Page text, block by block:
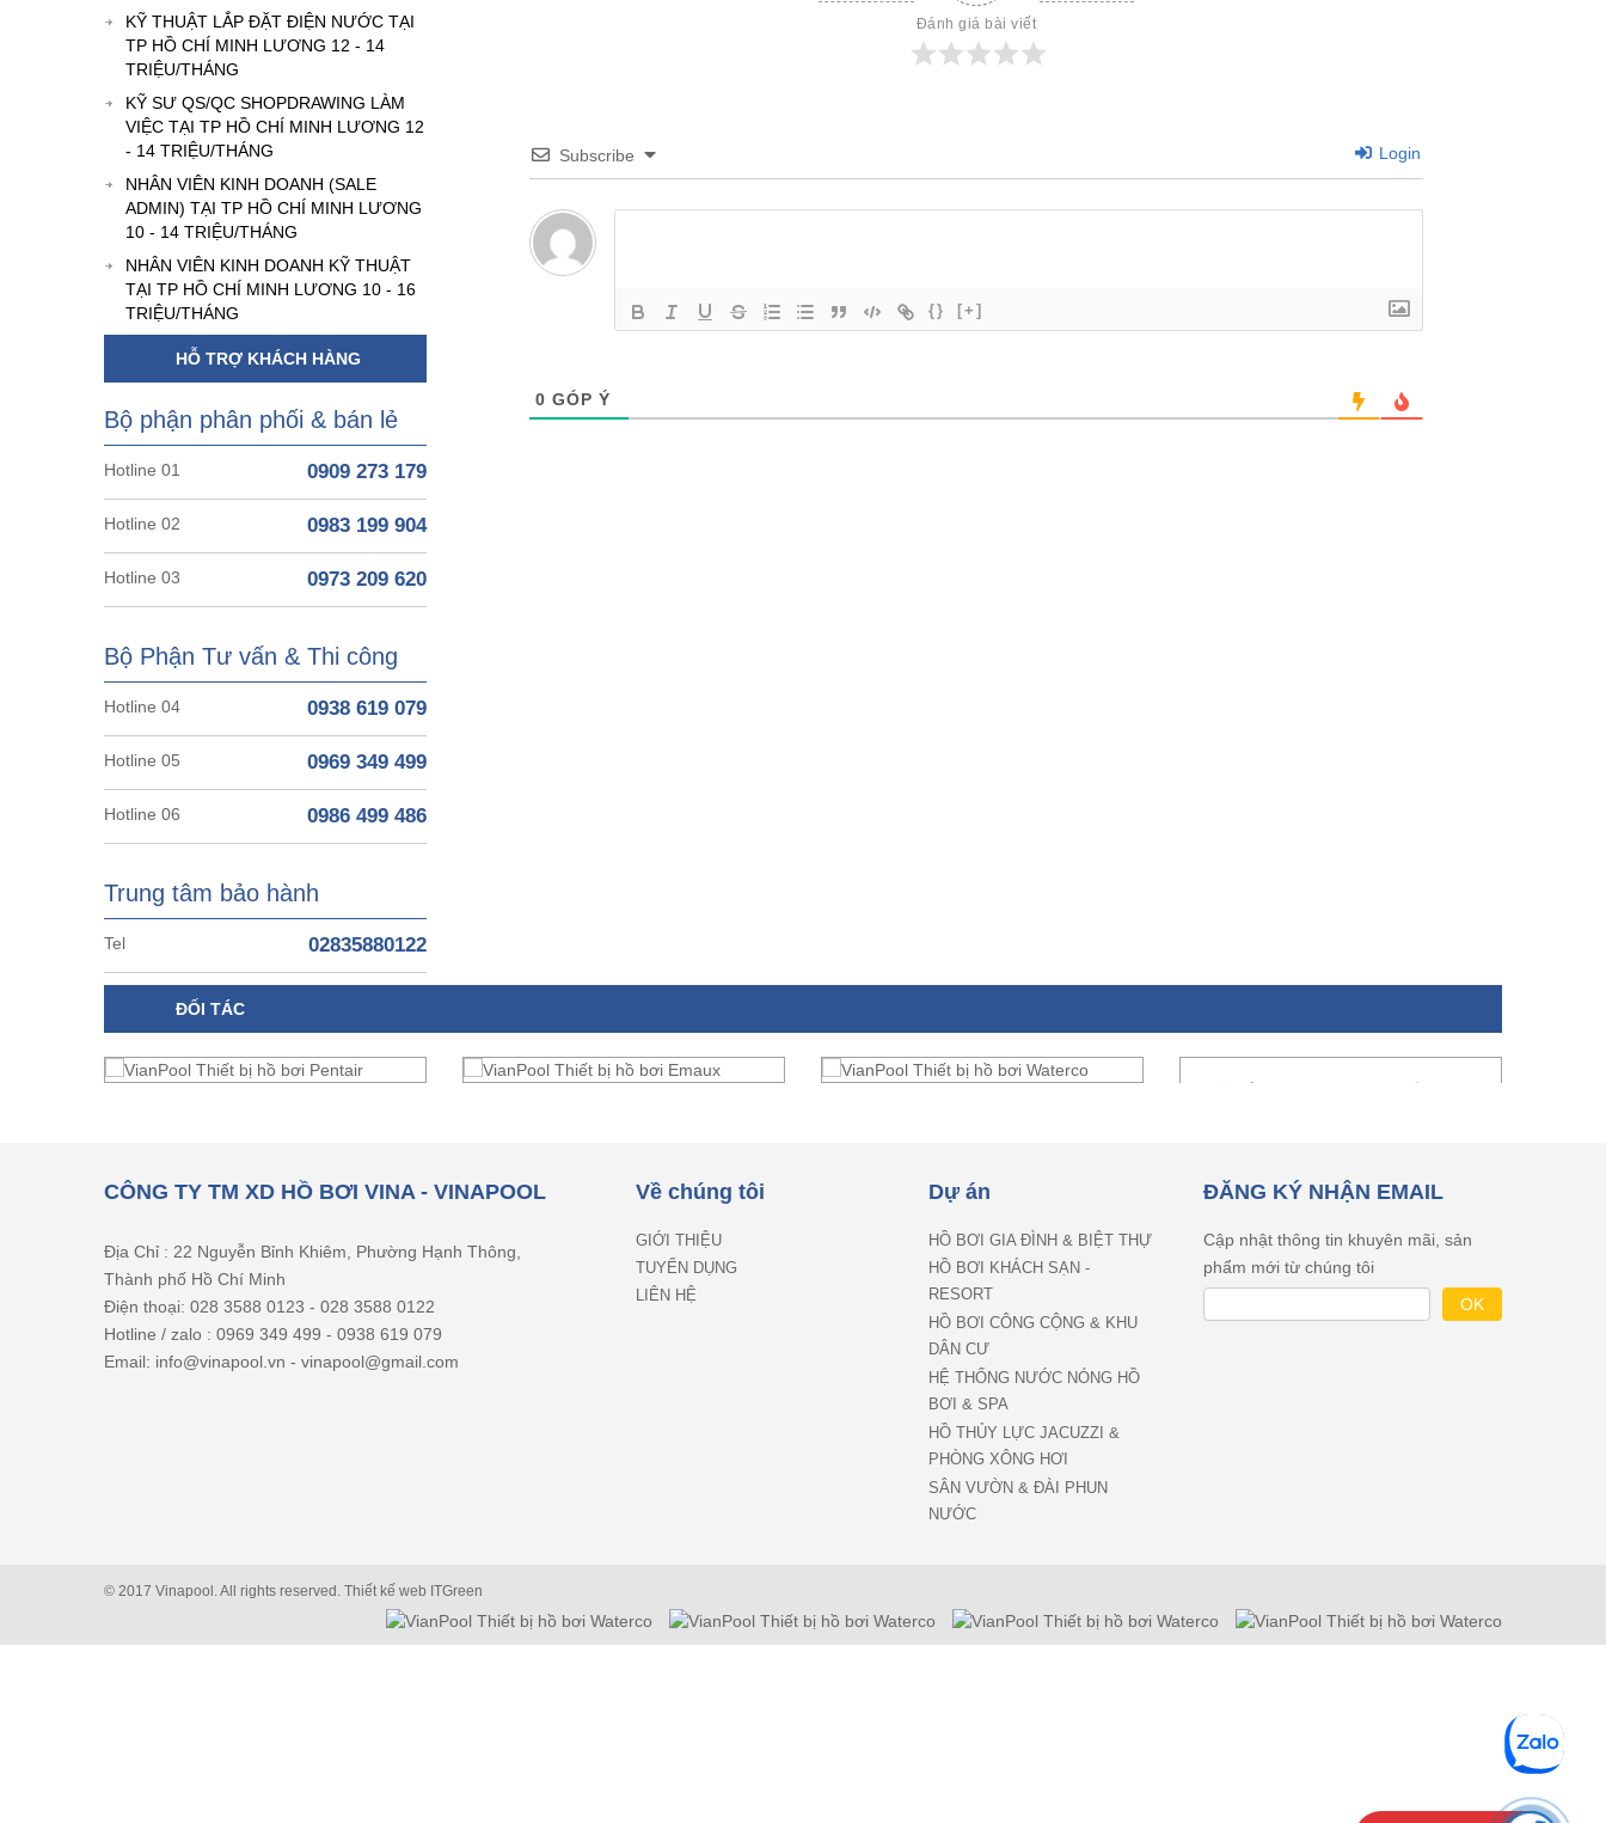
KỸ THUẬT LẮP ĐẶT ĐIỆN NƯỚC TẠI
TP HỒ CHÍ MINH LƯƠNG 12 - 14
TRIỆU/THÁNG
KỸ SƯ QS/QC SHOPDRAWING LÀM
VIỆC TẠI TP HỒ CHÍ MINH LƯƠNG 12
- 14 TRIỆU/THÁNG
NHÂN VIÊN KINH DOANH (SALE
ADMIN) TẠI TP HỒ CHÍ MINH LƯƠNG
10 - 14 TRIỆU/THÁNG
NHÂN VIÊN KINH DOANH KỸ THUẬT
TẠI TP HỒ CHÍ MINH LƯƠNG 10 - 16
TRIỆU/THÁNG
HỖ TRỢ KHÁCH HÀNG
Bộ phận phân phối & bán lẻ
Hotline 01 0909 273 179
Hotline 02 0983 199 904
Hotline 03 0973 209 620
Bộ Phận Tư vấn & Thi công
Hotline 04 0938 619 079
Hotline 05 0969 349 499
Hotline 06 0986 499 486
Trung tâm bảo hành
Tel 02835880122
Đánh giá bài viết
Subscribe Login
{} [+]
0 GÓP Ý
ĐỐI TÁC
CÔNG TY TM XD HỒ BƠI VINA - VINAPOOL
Địa Chỉ : 22 Nguyễn Bỉnh Khiêm, Phường Hạnh Thông,
Thành phố Hồ Chí Minh
Điện thoại: 028 3588 0123 - 028 3588 0122
Hotline / zalo : 0969 349 499 - 0938 619 079
Email: info@vinapool.vn - vinapool@gmail.com
Về chúng tôi
GIỚI THIỆU
TUYỂN DỤNG
LIÊN HỆ
Dự án
HỒ BƠI GIA ĐÌNH & BIỆT THỰ
HỒ BƠI KHÁCH SẠN -
RESORT
HỒ BƠI CÔNG CỘNG & KHU
DÂN CƯ
HỆ THỐNG NƯỚC NÓNG HỒ
BƠI & SPA
HỒ THỦY LỰC JACUZZI &
PHÒNG XÔNG HƠI
SÂN VƯỜN & ĐÀI PHUN
NƯỚC
ĐĂNG KÝ NHẬN EMAIL
Cập nhật thông tin khuyên mãi, sản
phẩm mới từ chúng tôi
© 2017 Vinapool. All rights reserved. Thiết kế web ITGreen